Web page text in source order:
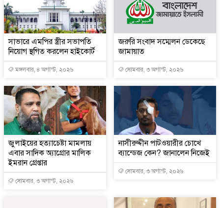
সাভারে এমপির স্ত্রীর সভাপতি
নিয়োগ স্থগিত করলেন হাইকোর্ট
মঙ্গলবার, ৪ অগাস্ট, ২০২৬
জরুরি সংবাদ সম্মেলন ডেকেছে
জামায়াত
সোমবার, ৩ অগাস্ট, ২০২৬
জুলাইয়ের হত্যাচেষ্টা মামলায়
এবার সাদিক অ্যাগ্রোর মালিক
ইমরান গ্রেপ্তার
সোমবার, ৩ অগাস্ট, ২০২৬
নাসীরুদ্দীন পাটওয়ারীর চোখে
ব্যান্ডেজ কেন? জানালেন নিজেই
সোমবার, ৩ অগাস্ট, ২০২৬